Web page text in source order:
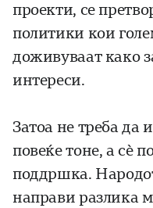
проекти, се
политики кои
доживуваат како
интереси.
Затоа не треба да
повеќе тоне, а сè
поддршка.
направи разлика